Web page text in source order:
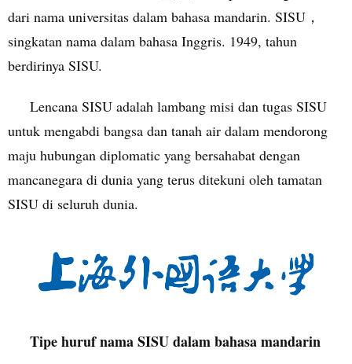
dari nama universitas dalam bahasa mandarin. SISU ，
singkatan nama dalam bahasa Inggris. 1949, tahun
berdirinya SISU.
Lencana SISU adalah lambang misi dan tugas SISU
untuk mengabdi bangsa dan tanah air dalam mendorong
maju hubungan diplomatic yang bersahabat dengan
mancanegara di dunia yang terus ditekuni oleh tamatan
SISU di seluruh dunia.
Tipe huruf nama SISU dalam bahasa mandarin